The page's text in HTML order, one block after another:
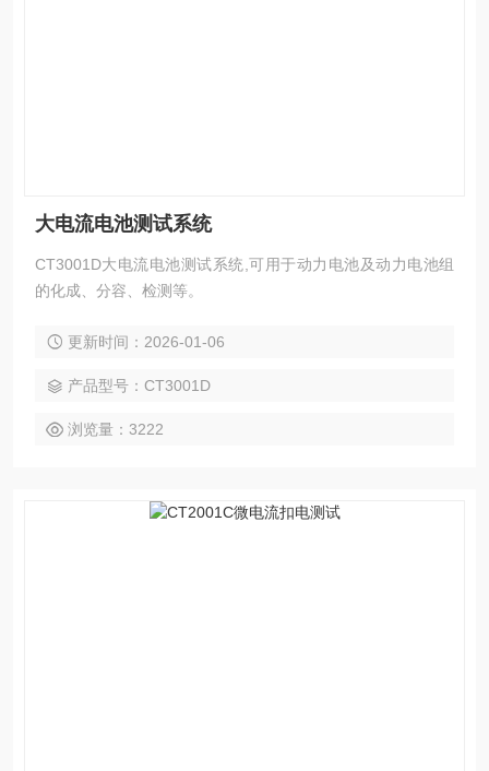
大电流电池测试系统
CT3001D大电流电池测试系统,可用于动力电池及动力电池组
的化成、分容、检测等。
更新时间：2026-01-06
产品型号：CT3001D
浏览量：3222